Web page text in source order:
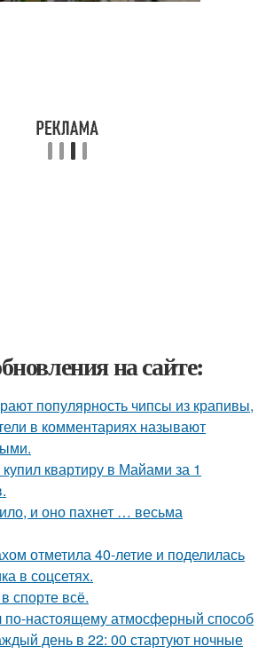
на сайте:
популярность чипсы из крапивы,
в комментариях называют
квартиру в Майами за 1
и оно пахнет … весьма
отметила 40-летие и поделилась
в соцсетях.
спорте всё.
по-настоящему атмосферный способ
день в 22: 00 стартуют ночные